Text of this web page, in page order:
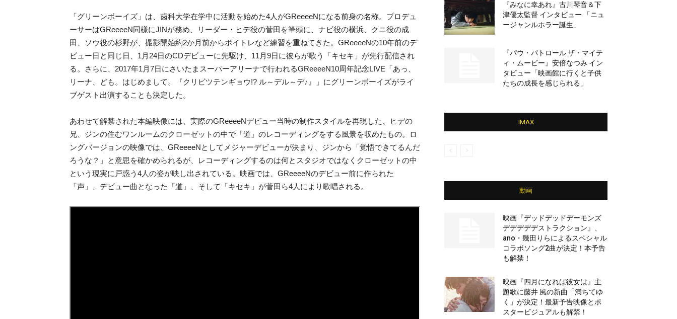
「グリーンボーイズ」は、歯科大学在学中に活動を始めた4人がGReeeeNになる前身の名称。 プロデュ
ーサーはGReeeeN同様にJINが務め、リーダー・ヒデ役の菅田を筆頭に、ナビ役の横浜、クニ役の成
田、ソウ役の杉野が、撮影開始約2か月前からボイトレなど練習を重ねてきた。 GReeeeNの10年前のデ
ビュー日と同じ日、1月24日のCDデビューに先駆け、11月9日に彼らが歌う「キセキ」が先行配信され
る。さらに、2017年1月7日にさいたまスーパーアリーナで行われるGReeeeN10周年記念LIVE「あっ、
リーナ、ども。はじめまして。『クリビツテンギョウ!? ル～デル～デ♪』」にグリーンボーイズがライ
ブゲスト出演することも決定した。
あわせて解禁された本編映像には、実際のGReeeeNデビュー当時の制作スタイルを再現した、ヒデの
兄、ジンの住むワンルームのクローゼットの中で「道」のレコーディングをする風景を収めたもの。
ロ
ングバージョンの映像では、GReeeeNとしてメジャーデビューが決まり、ジンから「覚悟できてるんだ
ろうな？」と意思を確かめられるが、レコーディングするのは何とスタジオではなくクローゼットの中
という現実に戸惑う4人の姿が映し出されている。 映画では、GReeeeNのデビュー前に作られた
「声」、デビュー曲となった「道」、そして「キセキ」が菅田ら4人により歌唱される。
『みなに幸あれ』古川琴音＆下
津優太監督 インタビュー 「ニュ
ージャンルホラー誕生」
『パウ・パトロール ザ・マイテ
ィ・ムービー』安倍なつみ イン
タビュー「映画館に行くと子供
たちの成長を感じられる」
IMAX
動画
映画『デッドデッドデーモンズ
デデデデデストラクション』、
ano・幾田りらによるスペシャル
コラボソング2曲が決定！本予告
も解禁！
映画『四月になれば彼女は』主
題歌に藤井 風の新曲「満ちてゆ
く」が決定！最新予告映像とポ
スタービジュアルも解禁！